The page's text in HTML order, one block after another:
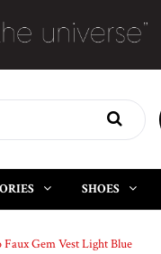
SHOES
Faux Gem Vest Light Blue